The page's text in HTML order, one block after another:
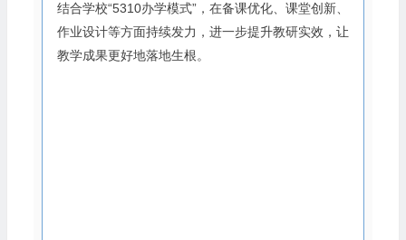
结合学校“5310办学模式”，在备课优化、课堂创新、
作业设计等方面持续发力，进一步提升教研实效，让
教学成果更好地落地生根。